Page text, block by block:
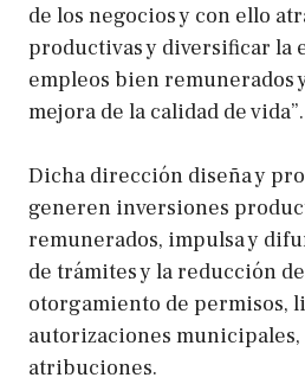
de los negocios y con ello
productivas y diversificar la
empleos bien remunerados
mejora de la calidad de vida”.
Dicha dirección diseña y
generen inversiones
remunerados, impulsa y
de trámites y la reducción
otorgamiento de permisos,
autorizaciones
atribuciones.